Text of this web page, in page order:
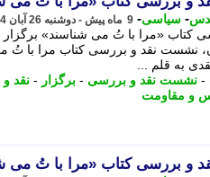
- سیاسی- 9 ماه پیش - دوشنبه 26 آبان 1404، 09:05
کتاب «مرا با تُ می شناسند»
نشست نقد و بررسی کتاب مرا با تُ
به قلم ...
- نشست نقد و بررسی - برگزار - نقد
و مقاومت
و بررسی کتاب «مرا با تُ می